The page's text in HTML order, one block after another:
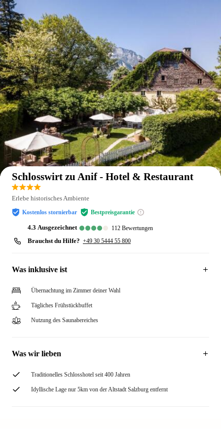
Auf der Karte anzeigen
Schlosswirt zu Anif - Hotel & Restaurant
Erlebe historisches Ambiente
Kostenlos stornierbar Bestpreisgarantie
4.3 ausgezeichnet 112 Bewertungen
Brauchst du Hilfe? +49 30 5444 55 800
Was inklusive ist
Übernachtung im Zimmer deiner Wahl
Tägliches Frühstückbuffet
Nutzung des Saunabereiches
Was wir lieben
Traditionelles Schlosshotel seit 400 Jahren
Idyllische Lage nur 5km von der Altstadt Salzburg entfernt